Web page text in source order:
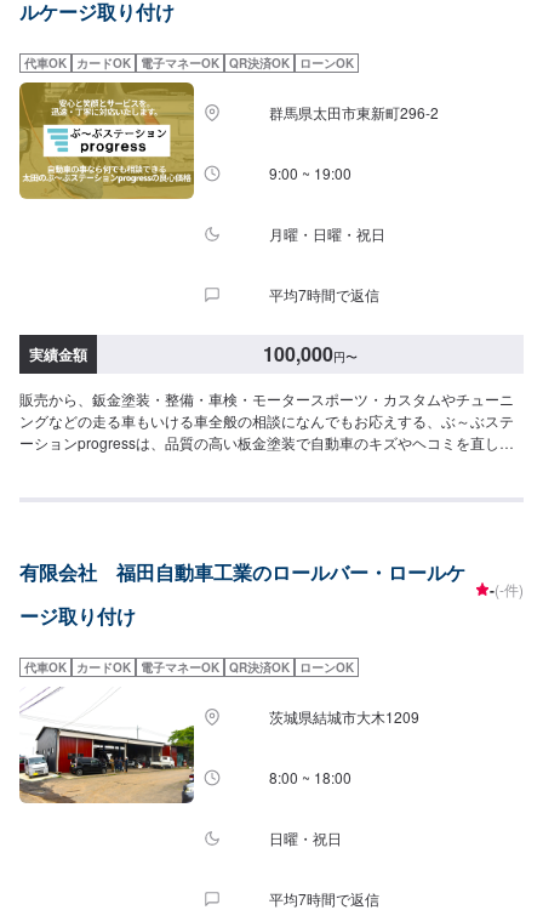
ルケージ取り付け
代車OK カードOK 電子マネーOK QR決済OK ローンOK
群馬県太田市東新町296-2
9:00 ~ 19:00
月曜・日曜・祝日
平均7時間で返信
実績金額 100,000円〜
販売から、鈑金塗装・整備・車検・モータースポーツ・カスタムやチューニ
ングなどの走る車もいける車全般の相談になんでもお応えする、ぶ～ぶステ
ーションprogressは、品質の高い板金塗装で自動車のキズやヘコミを直しま
ので、お気軽にお問い合わせください。ブレーキパッドの交換や車内のクリ
ドバイスを心掛けております。--------------------------------------------------【1】オ
ファーにてお問い合わせ【2】お見積り【3】お見積りにご納得いただければ
作業開始【4】仕上がり次第納車-----納期について-----納期は通常3日～5日程
さい。-----代車について-----無料の代車をご用意しています。お車の作業中は
代車をご利用ください。※代車の燃料代はお客様にご負担いただいておりま
す。-----ご来店時の注意、受付方法-----当工場は太田桐生インターチェンジか
ら５分入庫の際はお気をつけてお越しください。駐車スペースは工場前の空
いているスペースに駐車してください。受付はスタッフへ「メンテモで予約
しました」とお伝えください。ご案内いたします。【定休日・営業時間】定
休日：日曜日営業時間：9:00~19:00
有限会社 福田自動車工業のロールバー・ロールケ
ージ取り付け
-(-件)
代車OK カードOK 電子マネーOK QR決済OK ローンOK
茨城県結城市大木1209
8:00 ~ 18:00
日曜・祝日
平均7時間で返信